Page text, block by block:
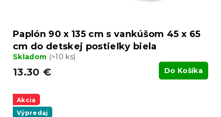
Paplón 90 x 135 cm s vankúšom 45 x 65
cm do detskej postieľky biela
Skladom (>10 ks)
13.30 € Do Košíka
Akcia
Výpredaj